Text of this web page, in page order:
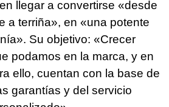
llegar a convertirse «desde
a terriña», en «una potente
Su objetivo: «Crecer
podamos en la marca, y en
ello, cuentan con la base de
garantías y del servicio